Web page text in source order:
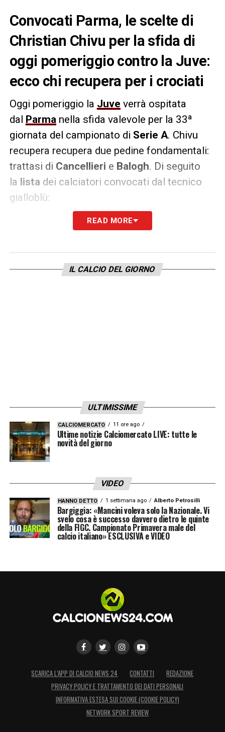
Convocati Parma, le scelte di
Christian Chivu per la sfida di
oggi pomeriggio contro la Juve:
ecco chi recupera per i crociati
Oggi pomeriggio la Juve verrà ospitata
dal Parma nella sfida valevole per la 33ª
giornata del campionato di Serie A. Chivu
recupera recupera due pedine fondamentali:
trattasi di Cancellieri e Balogh. Di seguito
la lista dei calciatori convocati dal tecnico
gialloblù:
: 40 Corvi, 33 Marcone, 31 Suzuki.
46 Leoni, 18 Løvik, 5 Valenti, 14 Valeri, 21
Vogliacco.
READ MORE
IL CALCIO DEL GIORNO
ULTIMISSIME
CALCIOMERCATO 11 ore ago
Ultime notizie Calciomercato LIVE: tutte le
novità del giorno
VIDEO
HANNO DETTO 1 settimana ago Alberto Petrosilli
Bargiggia: «Mancini voleva solo la Nazionale. Vi
svelo cosa è successo davvero dietro le quinte
della FIGC. Campionato Primavera male del
calcio italiano» ESCLUSIVA e VIDEO
SCARICA L’APP DI CALCIO NEWS 24 CONTATTI
REDAZIONE
PRIVACY POLICY E TRATTAMENTO DEI DATI PERSONALI
INFORMATIVA ESTESA SUI COOKIE (COOKIE POLICY)
NETWORK SPORT REVIEW